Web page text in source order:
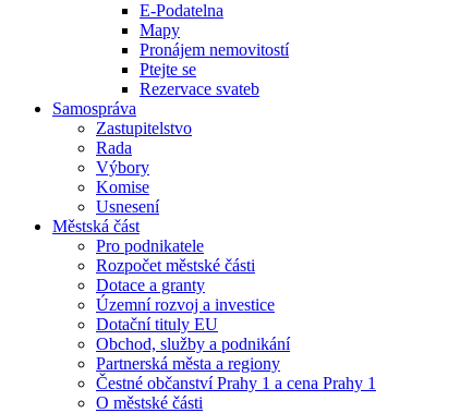
E-Podatelna
Mapy
Pronájem nemovitostí
Ptejte se
Rezervace svateb
Samospráva
Zastupitelstvo
Rada
Výbory
Komise
Usnesení
Městská část
Pro podnikatele
Rozpočet městské části
Dotace a granty
Územní rozvoj a investice
Dotační tituly EU
Obchod, služby a podnikání
Partnerská města a regiony
Čestné občanství Prahy 1 a cena Prahy 1
O městské části